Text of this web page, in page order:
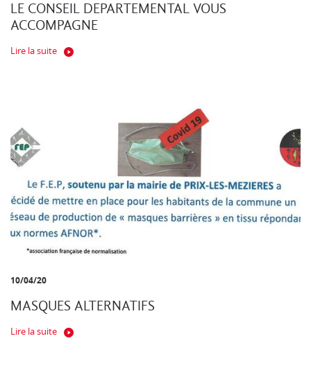
LE CONSEIL DEPARTEMENTAL VOUS
ACCOMPAGNE
Lire la suite
10/04/20
MASQUES ALTERNATIFS
Lire la suite